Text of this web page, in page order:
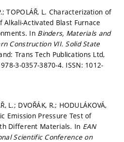
TOPOLÁŘ, L. Characterization of
Alkali-Activated Blast Furnace
In Binders, Materials and
Construction VII. Solid State
Trans Tech Publications Ltd,
978-3-0357-3870-4. ISSN: 1012-
L.; DVOŘÁK, R.; HODULÁKOVÁ,
Emission Pressure Test of
Different Materials. In EAN
Scientific Conference on